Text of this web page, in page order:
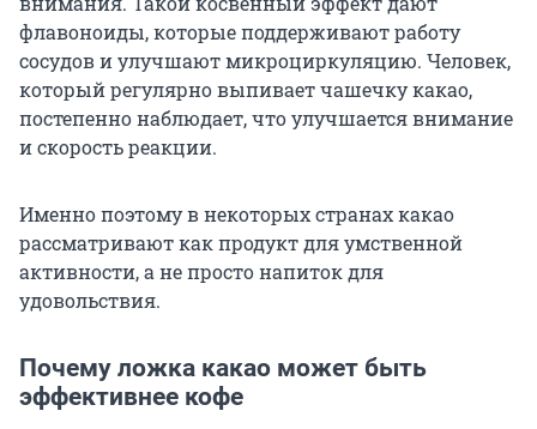
флавоноиды, которые поддерживают работу
сосудов и улучшают микроциркуляцию. Человек,
который регулярно выпивает чашечку какао,
постепенно наблюдает, что улучшается внимание
и скорость реакции.
Именно поэтому в некоторых странах какао
рассматривают как продукт для умственной
активности, а не просто напиток для
удовольствия.
Почему ложка какао может быть
эффективнее кофе